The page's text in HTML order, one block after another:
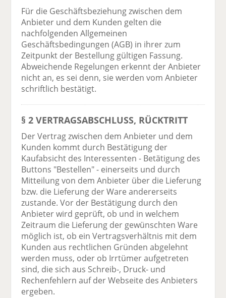
Für die Geschäftsbeziehung zwischen dem
Anbieter und dem Kunden gelten die
nachfolgenden Allgemeinen
Geschäftsbedingungen (AGB) in ihrer zum
Zeitpunkt der Bestellung gültigen Fassung.
Abweichende Regelungen erkennt der Anbieter
nicht an, es sei denn, sie werden vom Anbieter
schriftlich bestätigt.
§ 2 VERTRAGSABSCHLUSS, RÜCKTRITT
Der Vertrag zwischen dem Anbieter und dem
Kunden kommt durch Bestätigung der
Kaufabsicht des Interessenten - Betätigung des
Buttons "Bestellen" - einerseits und durch
Mitteilung von dem Anbieter über die Lieferung
bzw. die Lieferung der Ware andererseits
zustande. Vor der Bestätigung durch den
Anbieter wird geprüft, ob und in welchem
Zeitraum die Lieferung der gewünschten Ware
möglich ist, ob ein Vertragsverhältnis mit dem
Kunden aus rechtlichen Gründen abgelehnt
werden muss, oder ob Irrtümer aufgetreten
sind, die sich aus Schreib-, Druck- und
Rechenfehlern auf der Webseite des Anbieters
ergeben.